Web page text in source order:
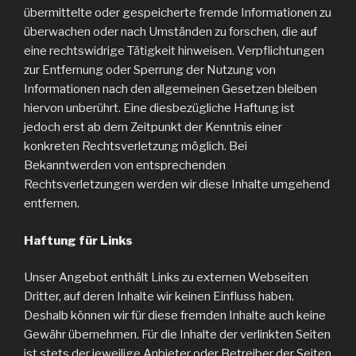
übermittelte oder gespeicherte fremde Informationen zu
überwachen oder nach Umständen zu forschen, die auf
eine rechtswidrige Tätigkeit hinweisen. Verpflichtungen
zur Entfernung oder Sperrung der Nutzung von
Informationen nach den allgemeinen Gesetzen bleiben
hiervon unberührt. Eine diesbezügliche Haftung ist
jedoch erst ab dem Zeitpunkt der Kenntnis einer
konkreten Rechtsverletzung möglich. Bei
Bekanntwerden von entsprechenden
Rechtsverletzungen werden wir diese Inhalte umgehend
entfernen.
Haftung für Links
Unser Angebot enthält Links zu externen Webseiten
Dritter, auf deren Inhalte wir keinen Einfluss haben.
Deshalb können wir für diese fremden Inhalte auch keine
Gewähr übernehmen. Für die Inhalte der verlinkten Seiten